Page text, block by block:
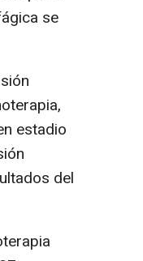
se
estadio
del